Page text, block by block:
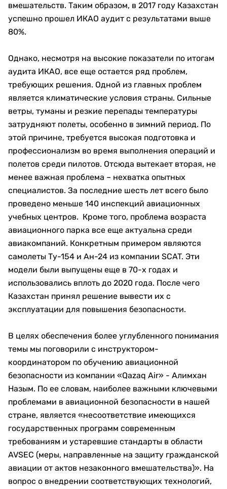
вмешательств. Таким образом, в 2017 году Казахстан
успешно прошел ИКАО аудит с результатами выше
80%.
Однако, несмотря на высокие показатели по итогам
аудита ИКАО, все еще остается ряд проблем,
требующих решения. Одной из главных проблем
является климатические условия страны. Сильные
ветры, туманы и резкие перепады температуры
затрудняют полеты, особенно в зимний период. По
этой причине, требуется высокая подготовка и
профессионализм во время выполнения операций и
полетов среди пилотов. Отсюда вытекает вторая, не
менее важная проблема – нехватка опытных
специалистов. За последние шесть лет всего было
проведено меньше 140 инспекций авиационных
учебных центров. Кроме того, проблема возраста
авиационного парка все еще актуальна среди
авиакомпаний. Конкретным примером являются
самолеты Ту-154 и Ан-24 из компании SCAT. Эти
модели были выпущены еще в 70-х годах и
использовались вплоть до 2020 года. После чего
Казахстан принял решение вывести их с
эксплуатации для повышения безопасности.
В целях обеспечения более углубленного понимания
темы мы поговорили с инструктором-
координатором по обучению авиационной
безопасности из компании «Qazaq Air» - Алимхан
Назым. По ее словам, наиболее важными ключевыми
проблемами в авиационной безопасности в нашей
стране, является «несоответствие имеющихся
государственных программ современным
требованиям и устаревшие стандарты в области
AVSEC (меры, направленные на защиту гражданской
авиации от актов незаконного вмешательства)». На
вопрос о внедрении соответствующих технологий,